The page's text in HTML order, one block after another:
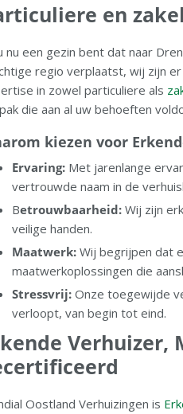
en
nu een gezin bent dat naar
regio verplaatst, wij zijn
in zowel particuliere als
die aan al uw behoeften
kiezen voor
Ervaring: Met jarenlange
vertrouwde naam in de
Betrouwbaarheid: Wij zijn
veilige handen.
Maatwerk: Wij begrijpen dat
maatwerkoplossingen die
Stressvrij: Onze toegewijde
verloopt, van begin tot eind.
Verhuizer,
Oostland Verhuizingen is